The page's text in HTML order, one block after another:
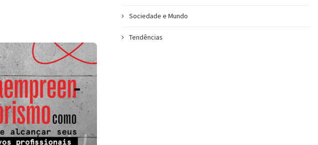
Sociedade e Mundo
Tendências